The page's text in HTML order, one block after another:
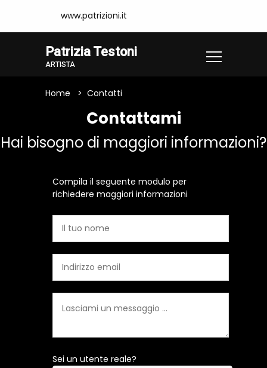
www.patrizioni.it
Patrizia Testoni
ARTISTA
Home Contatti
Contattami
Hai bisogno di maggiori informazioni?
Compila il seguente modulo per
richiedere maggiori informazioni
Sei un utente reale?